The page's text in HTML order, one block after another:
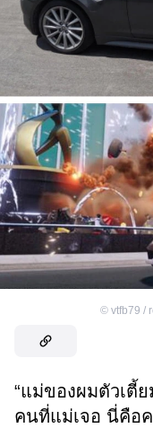
© vtfb79 /
“แม่ของผมตัวเตี้
คนที่แม่เจอ นี่คือ